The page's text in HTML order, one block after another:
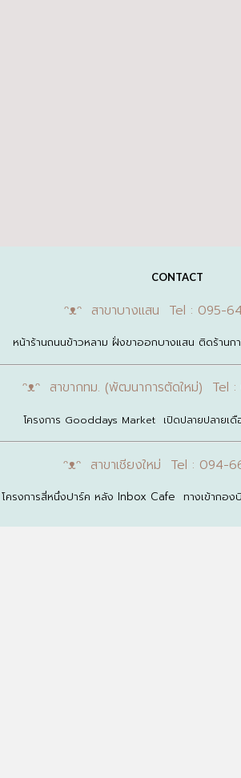
CONTACT
ᵔᴥᵔ สาขาบางแสน Tel : 095-
หน้าร้านถนนข้าวหลาม ฝั่งขาออกบางแสน ติดร้าน
ᵔᴥᵔ สาขากทม. (พัฒนาการตัดใหม่) Tel
โครงการ Gooddays Market เปิดปลายปลายเ
ᵔᴥᵔ สาขาเชียงใหม่ Tel : 094-
โครงการสี่หนึ่งปาร์ค หลัง Inbox Cafe ทางเข้าก